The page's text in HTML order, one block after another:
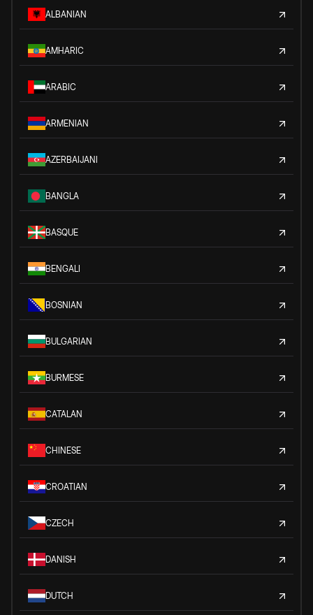
ALBANIAN
AMHARIC
ARABIC
ARMENIAN
AZERBAIJANI
BANGLA
BASQUE
BENGALI
BOSNIAN
BULGARIAN
BURMESE
CATALAN
CHINESE
CROATIAN
CZECH
DANISH
DUTCH